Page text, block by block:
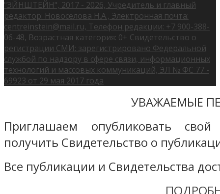
"ЭЙНШТЕЙН", 2017 - 2026, Учредитель и главный
редактор: Новоселова Н.А., Электронная почта:
centreinstein@mail.ru, Телефон редакции: +7 900-388-
06-48, Возрастная категория: 0+ Свидетельство о
регистрации СМИ: зарегистрировано Федеральной
службой по надзору в сфере связи, информационных
технологий и массовых коммуникаций, ЭЛ № ФС 77 -
69923 от 29 мая 2017 года
УВАЖАЕМЫЕ
Приглашаем опубликовать
получить Свидетельство о
Все публикации и Свидетельства